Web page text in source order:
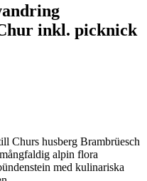
inkl. picknick
Churs husberg Brambrüesch
alpin flora
med kulinariska